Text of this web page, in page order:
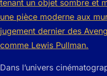
Dans l’univers